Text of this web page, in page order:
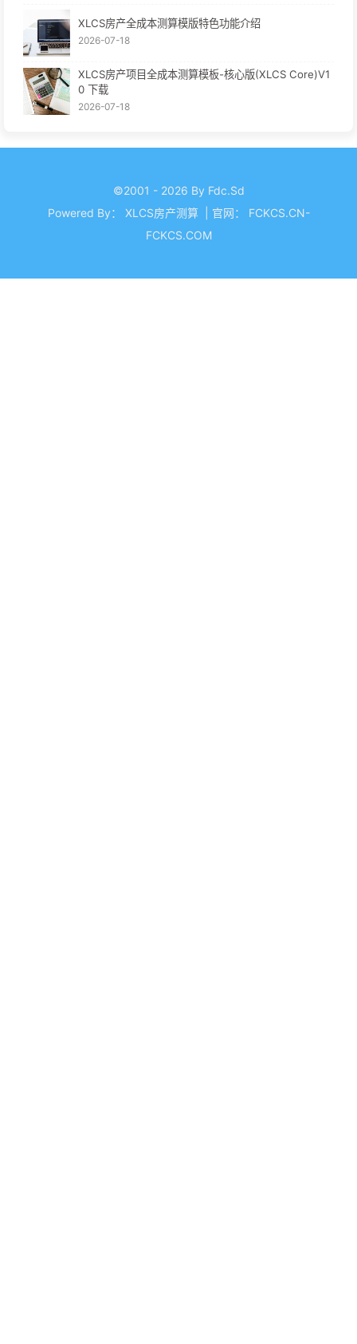
XLCS房产全成本测算模版特色功能介绍
2026-07-18
XLCS房产项目全成本测算模板-核心版(XLCS Core)V1
0 下载
2026-07-18
©2001 - 2026 By Fdc.Sd
Powered By： XLCS房产测算 官网： FCKCS.CN-
FCKCS.COM